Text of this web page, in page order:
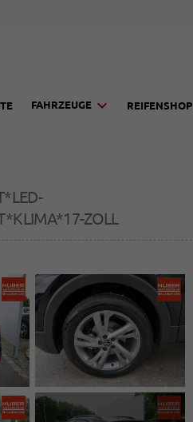
FAHRZEUGE REIFENSHOP
ZOLL